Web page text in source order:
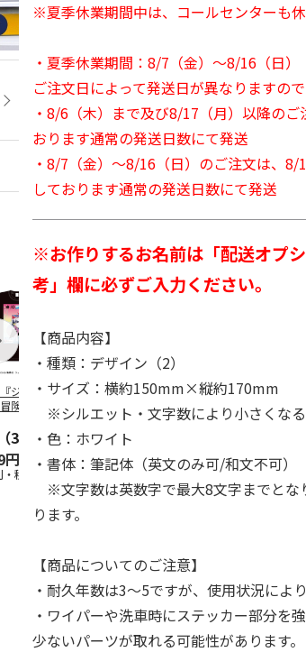
ジョジョの
険 黄金の
…
（3）
円
税込)
コジコジ／ショルダ
ー付きバッグ
4.5（6）
1,760円
(送料別・税込)
POSTIES オリジナ
ルTシャツ Sサイズ
3,080円
(送料別・税込)
※夏季休業期間中は、コールセンターも休
・夏季休業期間：8/7（金）～8/16（日）
ご注文日によって発送日が異なりますので
・8/6（木）まで及び8/17（月）以降の
おります通常の発送日数にて発送
・8/7（金）～8/16（日）のご注文は、
しております通常の発送日数にて発送
※お作りするお名前は「配送オプ
考」欄に必ずご入力ください。
【商品内容】
・種類：デザイン（2）
・サイズ：横約150mm×縦約170mm
※シルエット・文字数により小さくなる
・色：ホワイト
・書体：筆記体（英文のみ可/和文不可）
※文字数は英数字で最大8文字までとな
ります。
【商品についてのご注意】
・耐久年数は3～5ですが、使用状況によ
・ワイパーや洗車時にステッカー部分を
少ないパーツが取れる可能性があります。